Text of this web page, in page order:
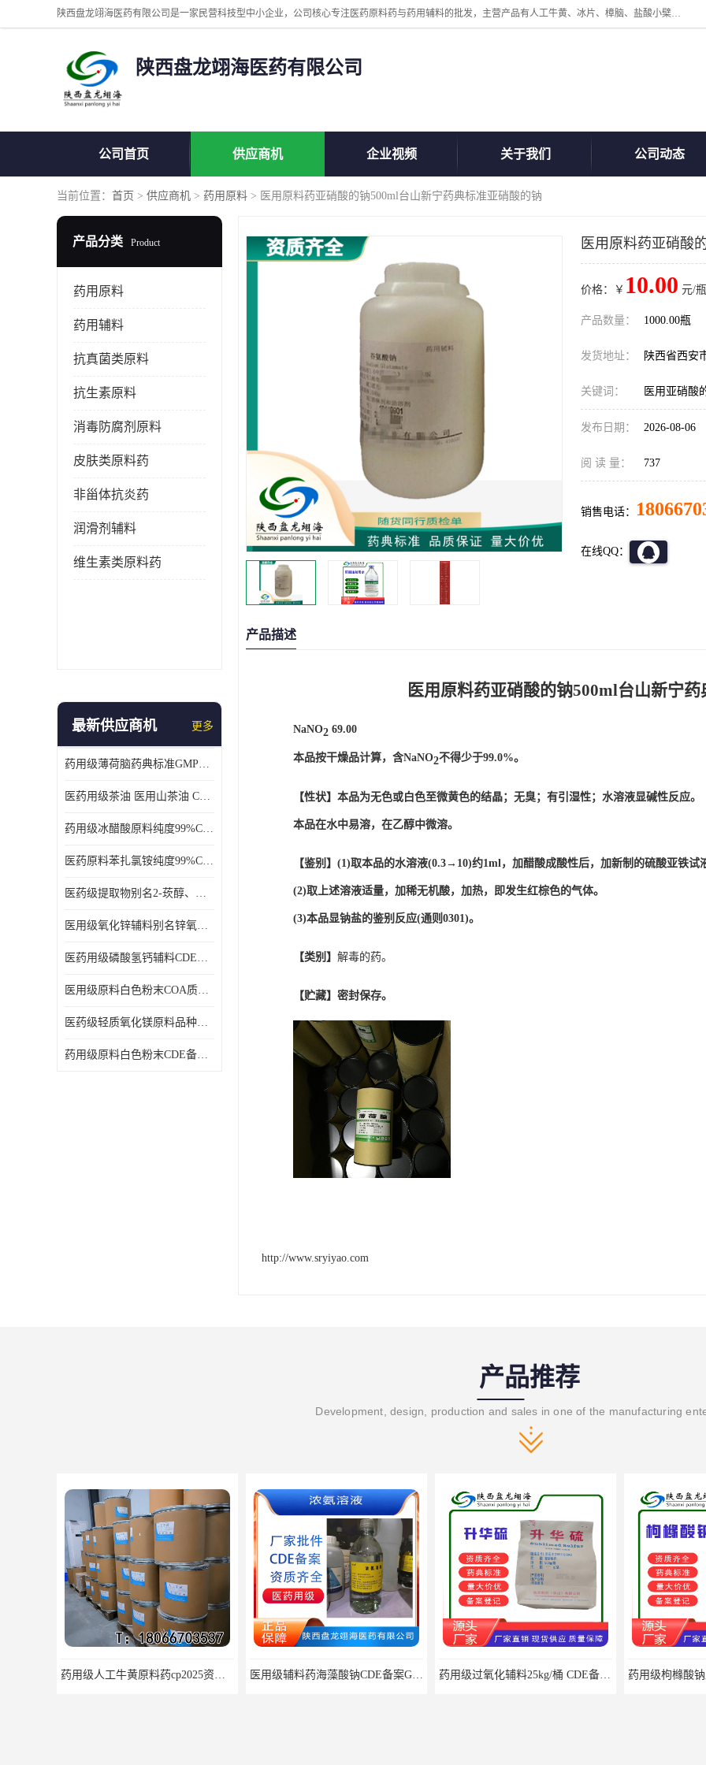
陕西盘龙翊海医药有限公司是一家民营科技型中小企业，公司核心专注医药原料药与药用辅料的批发，主营产品有人工牛黄、冰片、樟脑、盐酸小檗碱、氢氧化铝、枸橼酸喷托维林、甲硝唑、维生素B、维生素C、维生素E、克霉唑、利巴韦林、氯化铵等。
陕西盘龙翊海医药有限公司
公司首页 供应商机 企业视频 关于我们 公司动态
当前位置： 首页 > 供应商机 > 药用原料 > 医用原料药亚硝酸的钠500ml台山新宁药典标准亚硝酸的钠
产品分类 Product
药用原料
药用辅料
抗真菌类原料
抗生素原料
消毒防腐剂原料
皮肤类原料药
非甾体抗炎药
润滑剂辅料
维生素类原料药
最新供应商机 更多
药用级薄荷脑药典标准GMP工厂
医药用级茶油 医用山茶油 COA质检 价格优 原料药
药用级冰醋酸原料纯度99%CDE备案COA质检
医药原料苯扎氯铵纯度99%CDE备案500g/瓶
医药级提取物别名2-莰醇、龙脑1kg/袋
医用级氧化锌辅料别名锌氧粉CDE备案cas1314-13-2
医药用级磷酸氢钙辅料CDE备案CAS7757-93-9
医用级原料白色粉末COA质检同行CAS113-92-8
医药级轻质氧化镁原料品种多 有 质量好GMP认证 CDE备案
药用级原料白色粉末CDE备案cas56-75-7
医用原料药亚硝酸
价格：￥ 10.00 元/
产品数量： 1000.00瓶
发货地址： 陕西省西安
关键词： 医用亚硝酸
发布日期： 2026-08-06
阅 读 量： 737
销售电话：
在线QQ：
产品描述
医用原料药亚硝酸的钠500ml台山新宁
NaNO2 69.00
本品按干燥品计算，含NaNO2不得少于99.0%。
【性状】 本品为无色或白色至微黄色的结晶；无臭；有引湿性；水溶液显碱性反应。
本品在水中易溶，在乙醇中微溶。
【鉴别】 (1)取本品的水溶液(0.3→10)约1ml，加醋酸成酸性后，加新制的硫酸亚铁试
(2)取上述溶液适量，加稀无机酸，加热，即发生红棕色的气体。
(3)本品显钠盐的鉴别反应(通则0301)。
【类别】 解毒的药。
【贮藏】 密封保存。
http://www.sryiyao.com
产品推荐
Development, design, production and sales in one of the manufacturing